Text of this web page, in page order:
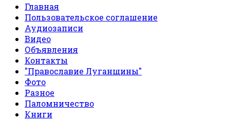
Главная
Пользовательское соглашение
Аудиозаписи
Видео
Объявления
Контакты
"Православие Луганщины"
Фото
Разное
Паломничество
Книги